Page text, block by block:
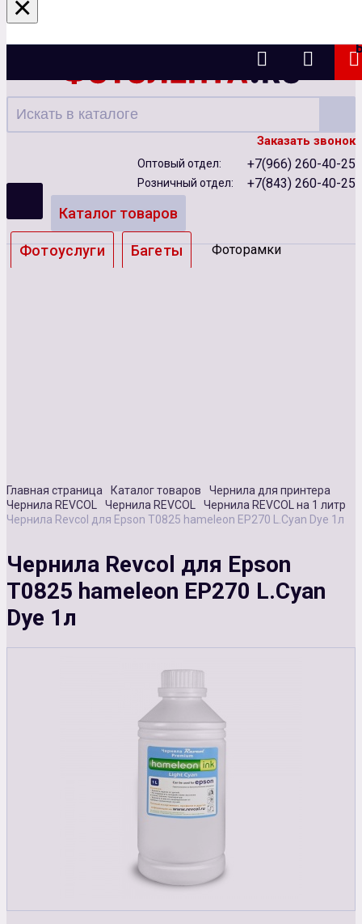
Казань
Заказать звонок
Оптовый отдел: +7(966) 260-40-25
Розничный отдел: +7(843) 260-40-25
Каталог товаров
Фотоуслуги Багеты Фоторамки
Главная страница Каталог товаров
Чернила для принтера
Чернила REVCOL
Чернила REVCOL
Чернила REVCOL на 1 литр
Чернила Revcol для Epson T0825 hameleon EP270 L.Cyan Dye 1л
Чернила Revcol для Epson
T0825 hameleon EP270 L.Cyan
Dye 1л
×